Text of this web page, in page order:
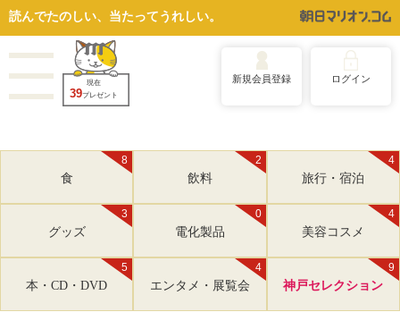
読んでたのしい、当たってうれしい。
現在
39プレゼント
新規会員登録 ログイン
8
食
2
飲料
4
旅行・宿泊
3
グッズ
0
電化製品
4
美容コスメ
5
本・CD・DVD
4
エンタメ・展覧会
9
神戸セレクション